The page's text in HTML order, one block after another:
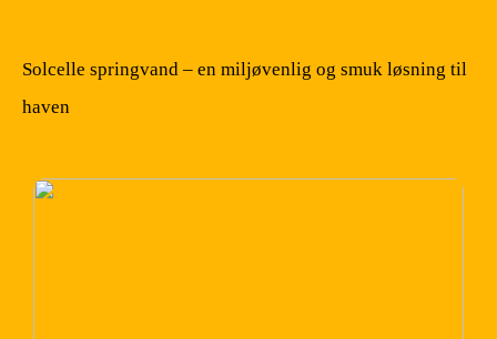
Solcelle springvand – en miljøvenlig og smuk løsning til
haven